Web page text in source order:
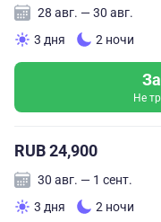
28 авг. — 30 авг.
3 дня
2 ночи
Не
RUB 24,900
30 авг. — 1 сент.
3 дня
2 ночи